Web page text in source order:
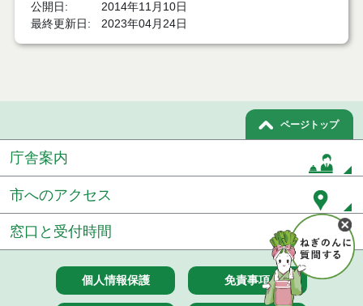
公開日
2014年11月10日
最終更新日
2023年04月24日
ページトップ
庁舎案内
市へのアクセス
窓口と受付時間
個人情報保護 免責事項